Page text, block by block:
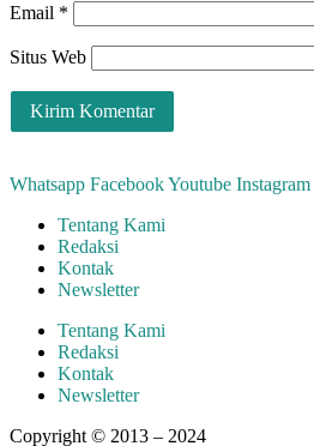
Email *
Situs Web
Whatsapp FacebookYoutube Instagram
Tentang Kami
Redaksi
Kontak
Newsletter
Tentang Kami
Redaksi
Kontak
Newsletter
Copyright © 2013 – 2024